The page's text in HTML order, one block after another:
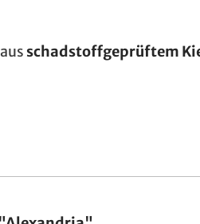
schadstoffgeprüftem